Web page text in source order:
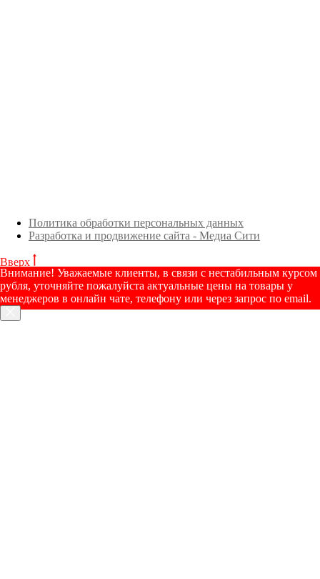
Политика обработки персональных данных
Разработка и продвижение сайта - Медиа Сити
Вверх
Внимание! Уважаемые клиенты, в связи с нестабильным курсом
рубля, уточняйте пожалуйста актуальные цены на товары у
менеджеров в онлайн чате, телефону или через запрос по email.